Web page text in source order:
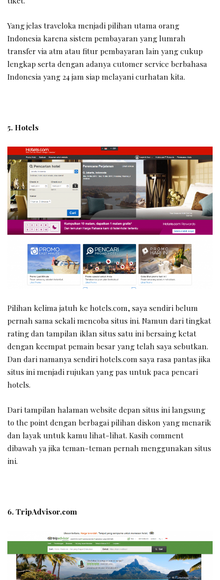
Yang jelas traveloka menjadi pilihan utama orang
Indonesia karena sistem pembayaran yang lumrah
transfer via atm atau fitur pembayaran lain yang cukup
lengkap serta dengan adanya cutomer service berbahasa
Indonesia yang 24 jam siap melayani curhatan kita.
5. Hotels
Pilihan kelima jatuh ke hotels.com, saya sendiri belum
pernah sama sekali mencoba situs ini. Namun dari tingkat
rating dan tampilan iklan situs satu ini bersaing ketat
dengan keempat pemain besar yang telah saya sebutkan.
Dan dari namanya sendiri hotels.com saya rasa pantas jika
situs ini menjadi rujukan yang pas untuk paca pencari
hotels.
Dari tampilan halaman website depan situs ini langsung
to the point dengan berbagai pilihan diskon yang menarik
dan layak untuk kamu lihat-lihat. Kasih comment
dibawah ya jika teman-teman pernah menggunakan situs
ini.
6. TripAdvisor.com